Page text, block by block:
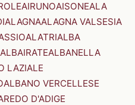
AIRUNOAISONEALA
ALAGNAALAGNA VALSESIA
ALATRIALBA
ALBAIRATEALBANELLA
LAZIALE
ALBANO VERCELLESE
D'ADIGE